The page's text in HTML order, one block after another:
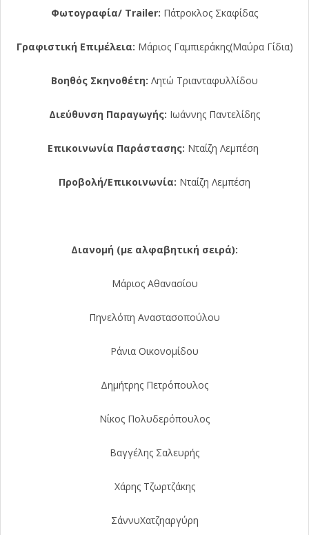
Φωτογραφία/ Trailer: Πάτροκλος Σκαφίδας
Γραφιστική Επιμέλεια: Μάριος Γαμπιεράκης(Μαύρα Γίδια)
Βοηθός Σκηνοθέτη: Λητώ Τριανταφυλλίδου
Διεύθυνση Παραγωγής: Ιωάννης Παντελίδης
Επικοινωνία Παράστασης: Νταίζη Λεμπέση
Προβολή/Επικοινωνία: Νταίζη Λεμπέση
Διανομή (με αλφαβητική σειρά):
Μάριος Αθανασίου
Πηνελόπη Αναστασοπούλου
Ράνια Οικονομίδου
Δημήτρης Πετρόπουλος
Νίκος Πολυδερόπουλος
Βαγγέλης Σαλευρής
Χάρης Τζωρτζάκης
ΣάννυΧατζηαργύρη